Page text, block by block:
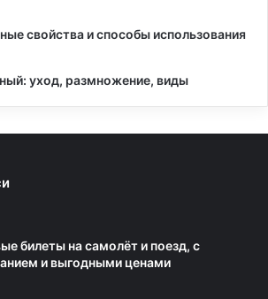
свойства и способы использования
уход, размножение, виды
билеты на самолёт и поезд, с
и выгодными ценами